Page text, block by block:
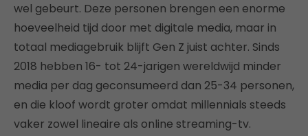
wel gebeurt. Deze personen brengen een enorme
hoeveelheid tijd door met digitale media, maar in
totaal mediagebruik blijft Gen Z juist achter. Sinds
2018 hebben 16- tot 24-jarigen wereldwijd minder
media per dag geconsumeerd dan 25-34 personen,
en die kloof wordt groter omdat millennials steeds
vaker zowel lineaire als online streaming-tv.